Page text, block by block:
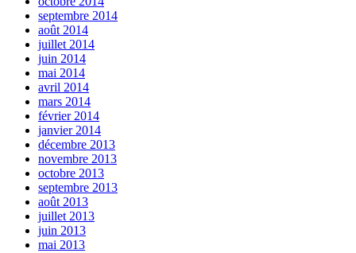
septembre 2014
août 2014
juillet 2014
juin 2014
mai 2014
avril 2014
mars 2014
février 2014
janvier 2014
décembre 2013
novembre 2013
octobre 2013
septembre 2013
août 2013
juillet 2013
juin 2013
mai 2013